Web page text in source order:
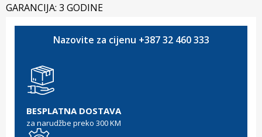
GARANCIJA: 3 GODINE
Nazovite za cijenu +387 32 460 333
BESPLATNA DOSTAVA
za narudžbe preko 300 KM